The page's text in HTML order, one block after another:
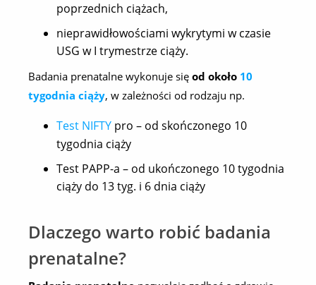
poprzednich ciążach,
nieprawidłowościami wykrytymi w czasie
USG w I trymestrze ciąży.
Badania prenatalne wykonuje się od około 10
tygodnia ciąży, w zależności od rodzaju np.
Test NIFTY pro – od skończonego 10
tygodnia ciąży
Test PAPP-a – od ukończonego 10 tygodnia
ciąży do 13 tyg. i 6 dnia ciąży
Dlaczego warto robić badania
prenatalne?